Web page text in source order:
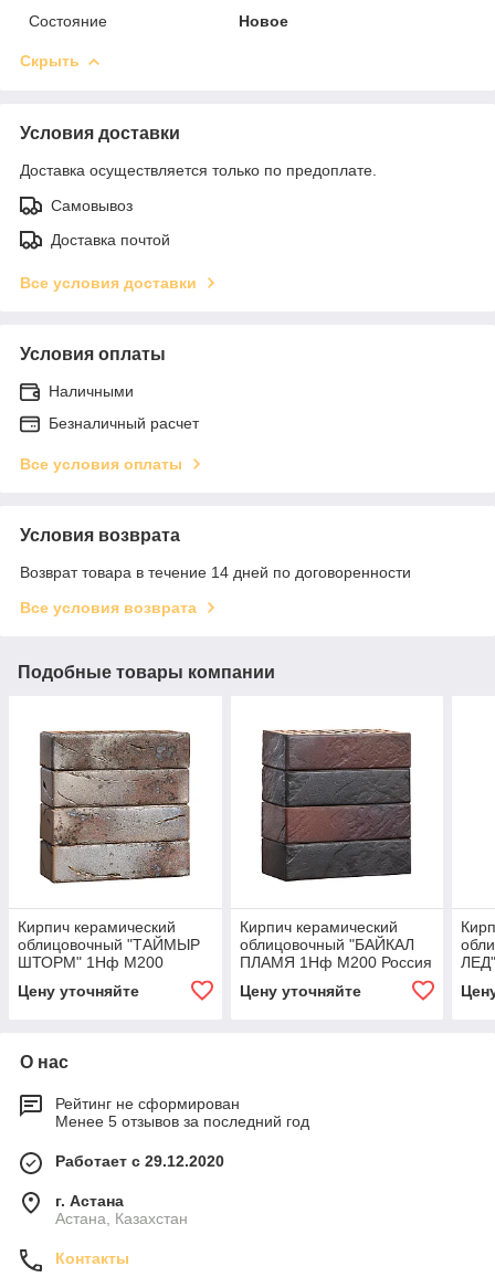
Состояние
Новое
Скрыть
Условия доставки
Доставка осуществляется только по предоплате.
Самовывоз
Доставка почтой
Все условия доставки
Условия оплаты
Наличными
Безналичный расчет
Все условия оплаты
Условия возврата
Возврат товара в течение 14 дней по договоренности
Все условия возврата
Подобные товары компании
Кирпич керамический
облицовочный "ТАЙМЫР
ШТОРМ" 1Нф М200
Цену уточняйте
Кирпич керамический
облицовочный "БАЙКАЛ
ПЛАМЯ 1Нф М200 Россия
Цену уточняйте
О нас
Рейтинг не сформирован
Менее 5 отзывов за последний год
Работает с 29.12.2020
г. Астана
Астана, Казахстан
Контакты